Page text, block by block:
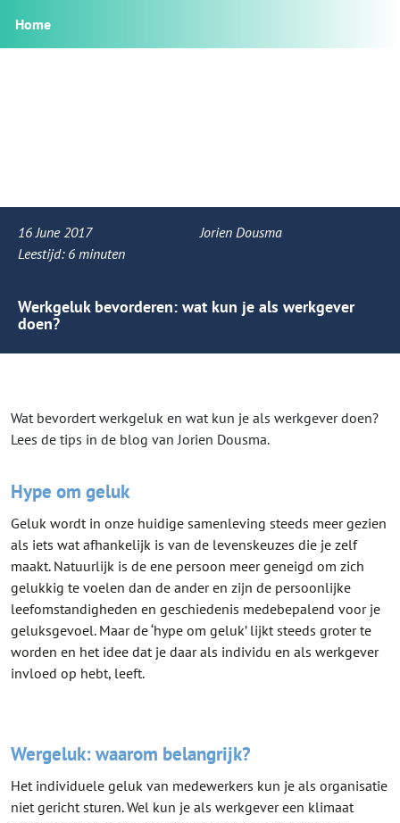
Home
16 June 2017
Jorien Dousma
Leestijd: 6 minuten
Werkgeluk bevorderen: wat kun je als werkgever
doen?
Wat bevordert werkgeluk en wat kun je als werkgever doen?
Lees de tips in de blog van Jorien Dousma.
Hype om geluk
Geluk wordt in onze huidige samenleving steeds meer gezien
als iets wat afhankelijk is van de levenskeuzes die je zelf
maakt. Natuurlijk is de ene persoon meer geneigd om zich
gelukkig te voelen dan de ander en zijn de persoonlijke
leefomstandigheden en geschiedenis medebepalend voor je
geluksgevoel. Maar de ‘hype om geluk’ lijkt steeds groter te
worden en het idee dat je daar als individu en als werkgever
invloed op hebt, leeft.
Wergeluk: waarom belangrijk?
Het individuele geluk van medewerkers kun je als organisatie
niet gericht sturen. Wel kun je als werkgever een klimaat